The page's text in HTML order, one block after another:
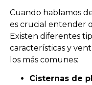
Cuando hablamos
es crucial entender
Existen diferentes
características y
los más comunes:
Cisternas de